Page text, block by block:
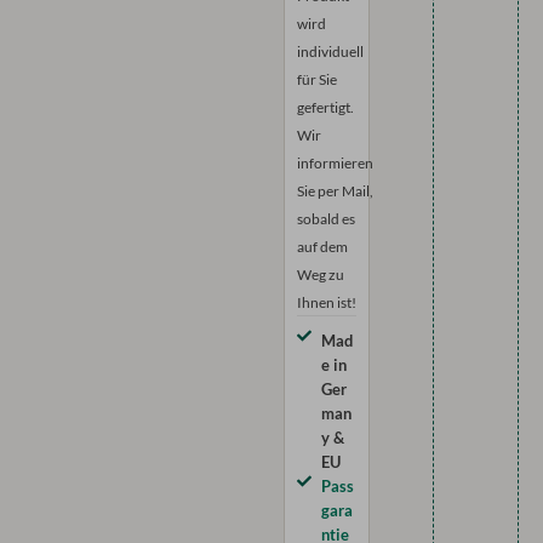
wird
individuell
für Sie
gefertigt.
Wir
informieren
Sie per Mail,
sobald es
auf dem
Weg zu
Ihnen ist!
Mad
e in
Ger
man
y &
EU
Pass
gara
ntie